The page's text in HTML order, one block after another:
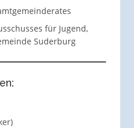
für Jugend,
Suderburg